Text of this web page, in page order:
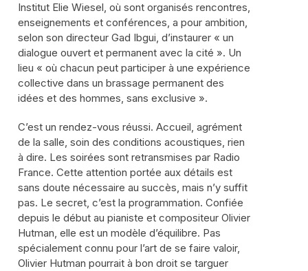
Institut Elie Wiesel, où sont organisés rencontres,
enseignements et conférences, a pour ambition,
selon son directeur Gad Ibgui, d’instaurer « un
dialogue ouvert et permanent avec la cité ». Un
lieu « où chacun peut participer à une expérience
collective dans un brassage permanent des
idées et des hommes, sans exclusive ».
C’est un rendez-vous réussi. Accueil, agrément
de la salle, soin des conditions acoustiques, rien
à dire. Les soirées sont retransmises par Radio
France. Cette attention portée aux détails est
sans doute nécessaire au succès, mais n’y suffit
pas. Le secret, c’est la programmation. Confiée
depuis le début au pianiste et compositeur Olivier
Hutman, elle est un modèle d’équilibre. Pas
spécialement connu pour l’art de se faire valoir,
Olivier Hutman pourrait à bon droit se targuer